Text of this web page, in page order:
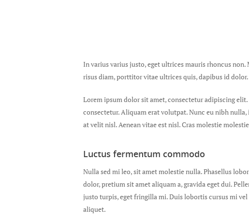
Hit enter to search or ESC to close
In varius varius justo, eget ultrices mauris rhoncus
risus diam, porttitor vitae ultrices quis, dapibus id
Lorem ipsum dolor sit amet, consectetur adipiscing
consectetur. Aliquam erat volutpat. Nunc eu nibh
at velit nisl. Aenean vitae est nisl. Cras molestie
Luctus fermentum commodo
Nulla sed mi leo, sit amet molestie nulla. Phasellus
dolor, pretium sit amet aliquam a, gravida eget dui.
justo turpis, eget fringilla mi. Duis lobortis cursus mi
aliquet.